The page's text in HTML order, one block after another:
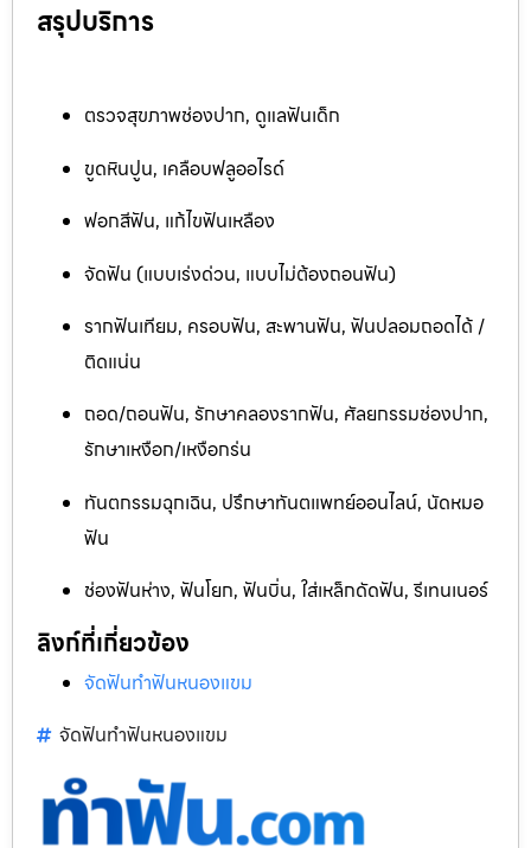
สรุปบริการ
ตรวจสุขภาพช่องปาก, ดูแลฟันเด็ก
ขูดหินปูน, เคลือบฟลูออไรด์
ฟอกสีฟัน, แก้ไขฟันเหลือง
จัดฟัน (แบบเร่งด่วน, แบบไม่ต้องถอนฟัน)
รากฟันเทียม, ครอบฟัน, สะพานฟัน, ฟันปลอมถอดได้ /
ติดแน่น
ถอด/ถอนฟัน, รักษาคลองรากฟัน, ศัลยกรรมช่องปาก,
รักษาเหงือก/เหงือกร่น
ทันตกรรมฉุกเฉิน, ปรึกษาทันตแพทย์ออนไลน์, นัดหมอ
ฟัน
ช่องฟันห่าง, ฟันโยก, ฟันบิ่น, ใส่เหล็กดัดฟัน, รีเทนเนอร์
ลิงก์ที่เกี่ยวข้อง
จัดฟันทำฟันหนองแขม
จัดฟันทำฟันหนองแขม